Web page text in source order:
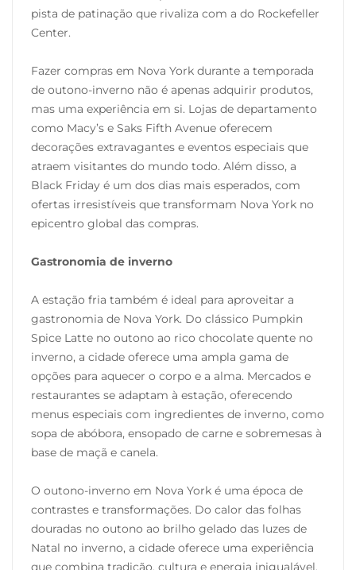
pista de patinação que rivaliza com a do Rockefeller
Center.
Fazer compras em Nova York durante a temporada
de outono-inverno não é apenas adquirir produtos,
mas uma experiência em si. Lojas de departamento
como Macy’s e Saks Fifth Avenue oferecem
decorações extravagantes e eventos especiais que
atraem visitantes do mundo todo. Além disso, a
Black Friday é um dos dias mais esperados, com
ofertas irresistíveis que transformam Nova York no
epicentro global das compras.
Gastronomia de inverno
A estação fria também é ideal para aproveitar a
gastronomia de Nova York. Do clássico Pumpkin
Spice Latte no outono ao rico chocolate quente no
inverno, a cidade oferece uma ampla gama de
opções para aquecer o corpo e a alma. Mercados e
restaurantes se adaptam à estação, oferecendo
menus especiais com ingredientes de inverno, como
sopa de abóbora, ensopado de carne e sobremesas à
base de maçã e canela.
O outono-inverno em Nova York é uma época de
contrastes e transformações. Do calor das folhas
douradas no outono ao brilho gelado das luzes de
Natal no inverno, a cidade oferece uma experiência
que combina tradição, cultura e energia inigualável.